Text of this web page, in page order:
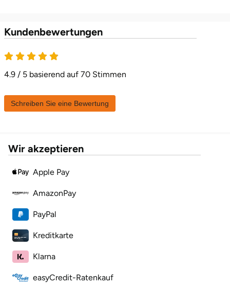
Kundenbewertungen
4.9 / 5 basierend auf 70 Stimmen
Schreiben Sie eine Bewertung
Wir akzeptieren
Apple Pay
AmazonPay
PayPal
Kreditkarte
Klarna
easyCredit-Ratenkauf
Jerichower Land
Kerken
Kiel
Koblenz
Kulmbach